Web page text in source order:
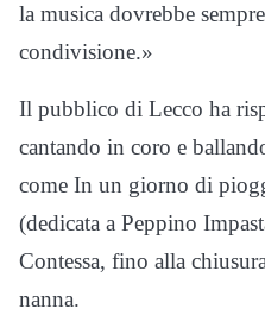
la musica dovrebbe
condivisione.»
Il pubblico di Lecco ha
cantando in coro e
come In un giorno di
(dedicata a Peppino
Contessa, fino alla
nanna.